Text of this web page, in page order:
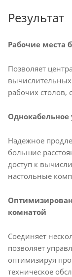
Результат
Рабочие места
Позволяет
рабочих столов,
Однокабельное
Надежное
большие
доступ к
настольные
комнатой
Соединяет
позволяет
оптимизируя
техническое